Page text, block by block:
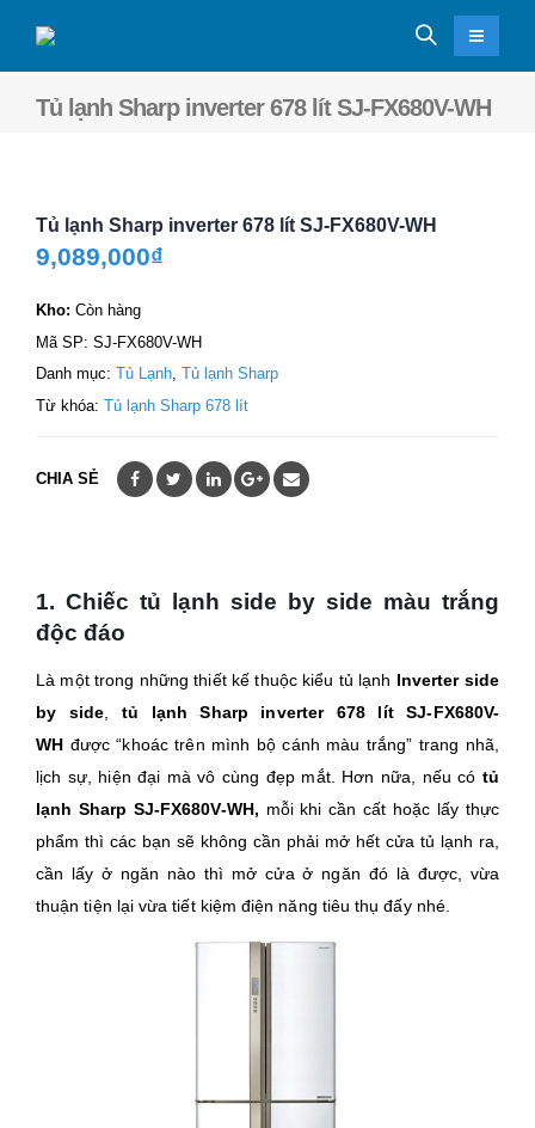
Tủ lạnh Sharp inverter 678 lít SJ-FX680V-WH
Tủ lạnh Sharp inverter 678 lít SJ-FX680V-WH
9,089,000₫
Kho: Còn hàng
Mã SP: SJ-FX680V-WH
Danh mục: Tủ Lạnh, Tủ lạnh Sharp
Từ khóa: Tủ lạnh Sharp 678 lít
CHIA SẺ
1. Chiếc tủ lạnh side by side màu trắng
độc đáo
Là một trong những thiết kế thuộc kiểu tủ lạnh Inverter side
by side, tủ lạnh Sharp inverter 678 lít SJ-FX680V-
WH được “khoác trên mình bộ cánh màu trắng” trang nhã,
lịch sự, hiện đại mà vô cùng đẹp mắt. Hơn nữa, nếu có tủ
lạnh Sharp SJ-FX680V-WH, mỗi khi cần cất hoặc lấy thực
phẩm thì các bạn sẽ không cần phải mở hết cửa tủ lạnh ra,
cần lấy ở ngăn nào thì mở cửa ở ngăn đó là được, vừa
thuận tiện lại vừa tiết kiệm điện năng tiêu thụ đấy nhé.